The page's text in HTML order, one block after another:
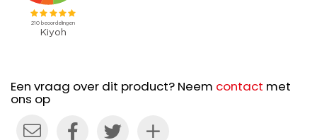
Een vraag over dit product? Neem contact met
ons op